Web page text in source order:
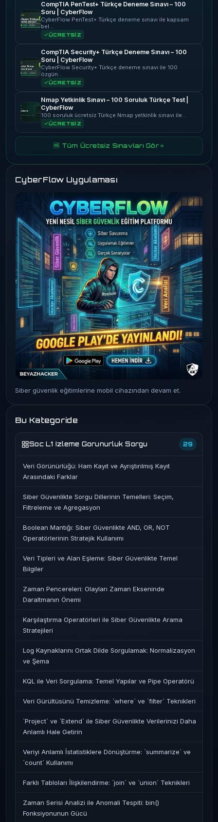
CompTIA PenTest+ Türkçe Deneme Sınavı – 100
Soru | CyberFlow
CyberFlow PenTest+ Türkçe deneme sınavı ile kapsam
bel…
ÜCRETSİZ
CompTIA Security+ Türkçe Deneme Sınavı – 100
Soru | CyberFlow
CyberFlow Security+ Türkçe deneme sınavı ile 100
özgün…
ÜCRETSİZ
Nmap Yetkinlik Sınavı – 100 Soruluk Türkçe Test |
CyberFlow
100 soruluk ücretsiz Türkçe Nmap yetkinlik sınavı ile…
ÜCRETSİZ
🆓 Tüm Ücretsiz Sınavları Gör
CyberFlow Uygulaması
Siber güvenlik eğitimlerine mobil cihazından devam et.
Bu Kategoride
Soc L1 Izleme Gorunurluk Sorgu 29
Veri Görünürlüğü: Ham Kayıt ve Ayrıştırılmış Kayıt
Arasındaki Farklar
Siber Güvenlikte Sorgu Dillerinin Temelleri: Seçim,
Filtreleme ve Agregasyon
Boolean Mantığı: Siber Güvenlikte AND, OR, NOT
Operatörlerinin Stratejik Kullanımı
Veri Tipleri ve Alan Eşleme: Siber Güvenlikte Temel
Bilgiler
Zaman Pencereleri: Olayları Zaman Ekseninde
Daraltmanın Önemi
Karşılaştırma Operatörleri ile Siber Güvenlikte Arama
Stratejileri
Log Kaynaklarını Ortak Dilde Sorgulamak: Normalizasyon
ve Şema
KQL ile Veri Sorgulama: Temel Yapılar ve Pipe Operatörü
Veri Gürültüsünü Temizleme: `where` ve `filter` Teknikleri
`Project` ve `Extend` ile Siber Güvenlikte Verilerinizi Daha
Anlamlı Hale Getirin
Veriyi Anlamlı İstatistiklere Dönüştürme: `summarize` ve
`count` Kullanımı
Farklı Tabloları İlişkilendirme: `join` ve `union` Teknikleri
Zaman Serisi Analizi ile Anomali Tespiti: bin()
Fonksiyonunun Gücü